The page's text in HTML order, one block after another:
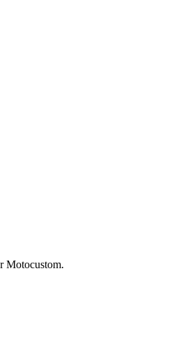
Motocustom.